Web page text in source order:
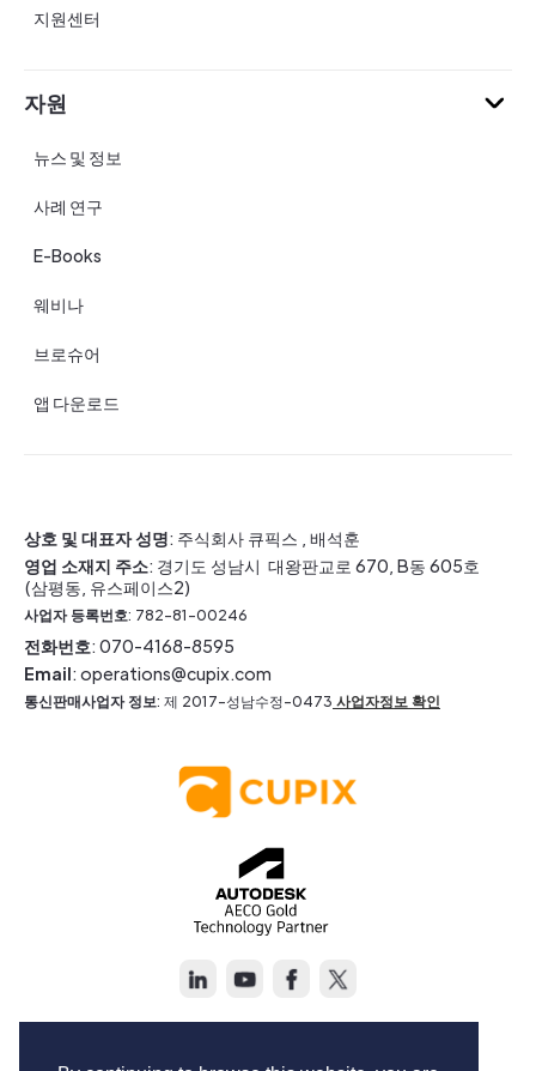
지원센터
자원
뉴스 및 정보
사례 연구
E-Books
웨비나
브로슈어
앱 다운로드
상호 및 대표자 성명: 주식회사 큐픽스 , 배석훈
영업 소재지 주소: 경기도 성남시 대왕판교로 670, B동 605호
(삼평동, 유스페이스2)
사업자 등록번호: 782-81-00246
전화번호: 070-4168-8595
Email: operations@cupix.com
통신판매사업자 정보: 제 2017-성남수정-0473 사업자정보 확인